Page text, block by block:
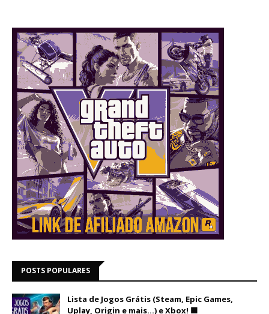
POSTS POPULARES
Lista de Jogos Grátis (Steam, Epic Games,
Uplay, Origin e mais...) e Xbox! 🟩